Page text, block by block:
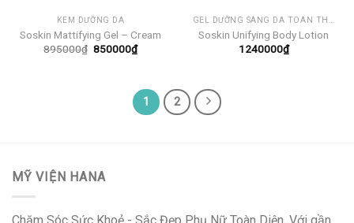
KEM DƯỠNG DA
Soskin Mattifying Gel – Cream
895000₫ Giá
850000₫Giá
hiện
850000₫.
GEL DƯỠNG SÁNG DA TOÀN THÂN
Soskin Unifying Body Lotion
1240000₫
1 2
MỸ VIỆN HANA